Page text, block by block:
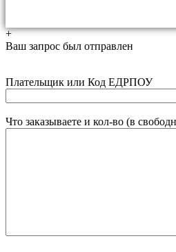
+
Ваш запрос был отправлен
Плательщик или Код ЕДРПОУ
Что заказываете и кол-во (в